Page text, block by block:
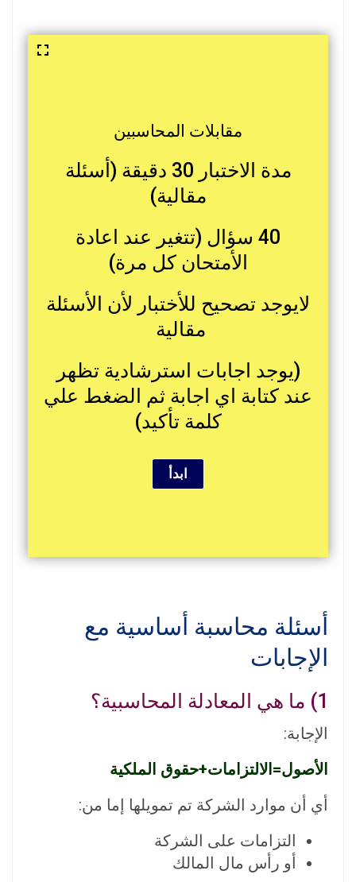
مقابلات المحاسبين
مدة الاختبار 30 دقيقة (أسئلة
مقالية)
40 سؤال (تتغير عند اعادة
الأمتحان كل مرة)
لايوجد تصحيح للأختبار لأن الأسئلة
مقالية
(يوجد اجابات استرشادية تظهر
عند كتابة اي اجابة ثم الضغط علي
كلمة تأكيد)
أسئلة محاسبة أساسية مع
الإجابات
1) ما هي المعادلة المحاسبية؟
الإجابة:
الأصول= الالتزامات+حقوق الملكية
أي أن موارد الشركة تم تمويلها إما من:
التزامات على الشركة
أو رأس مال المالك